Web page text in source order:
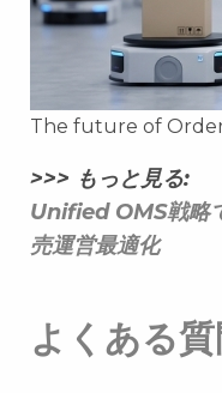
The future of
>>> もっと見る:
Unified OMS戦略
売運営最適化
よくある質